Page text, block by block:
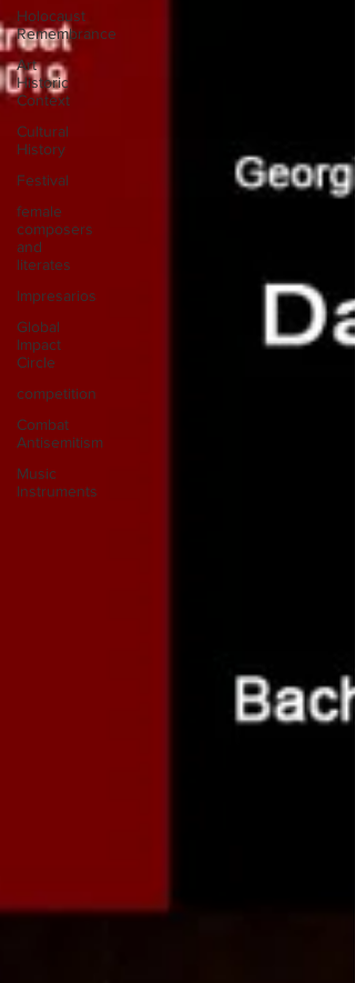
Holocaust
Remembrance
Art
Historic
Context
Cultural
History
Festival
female
composers
and
literates
Impresarios
Global
Impact
Circle
competition
Combat
Antisemitism
Music
Instruments